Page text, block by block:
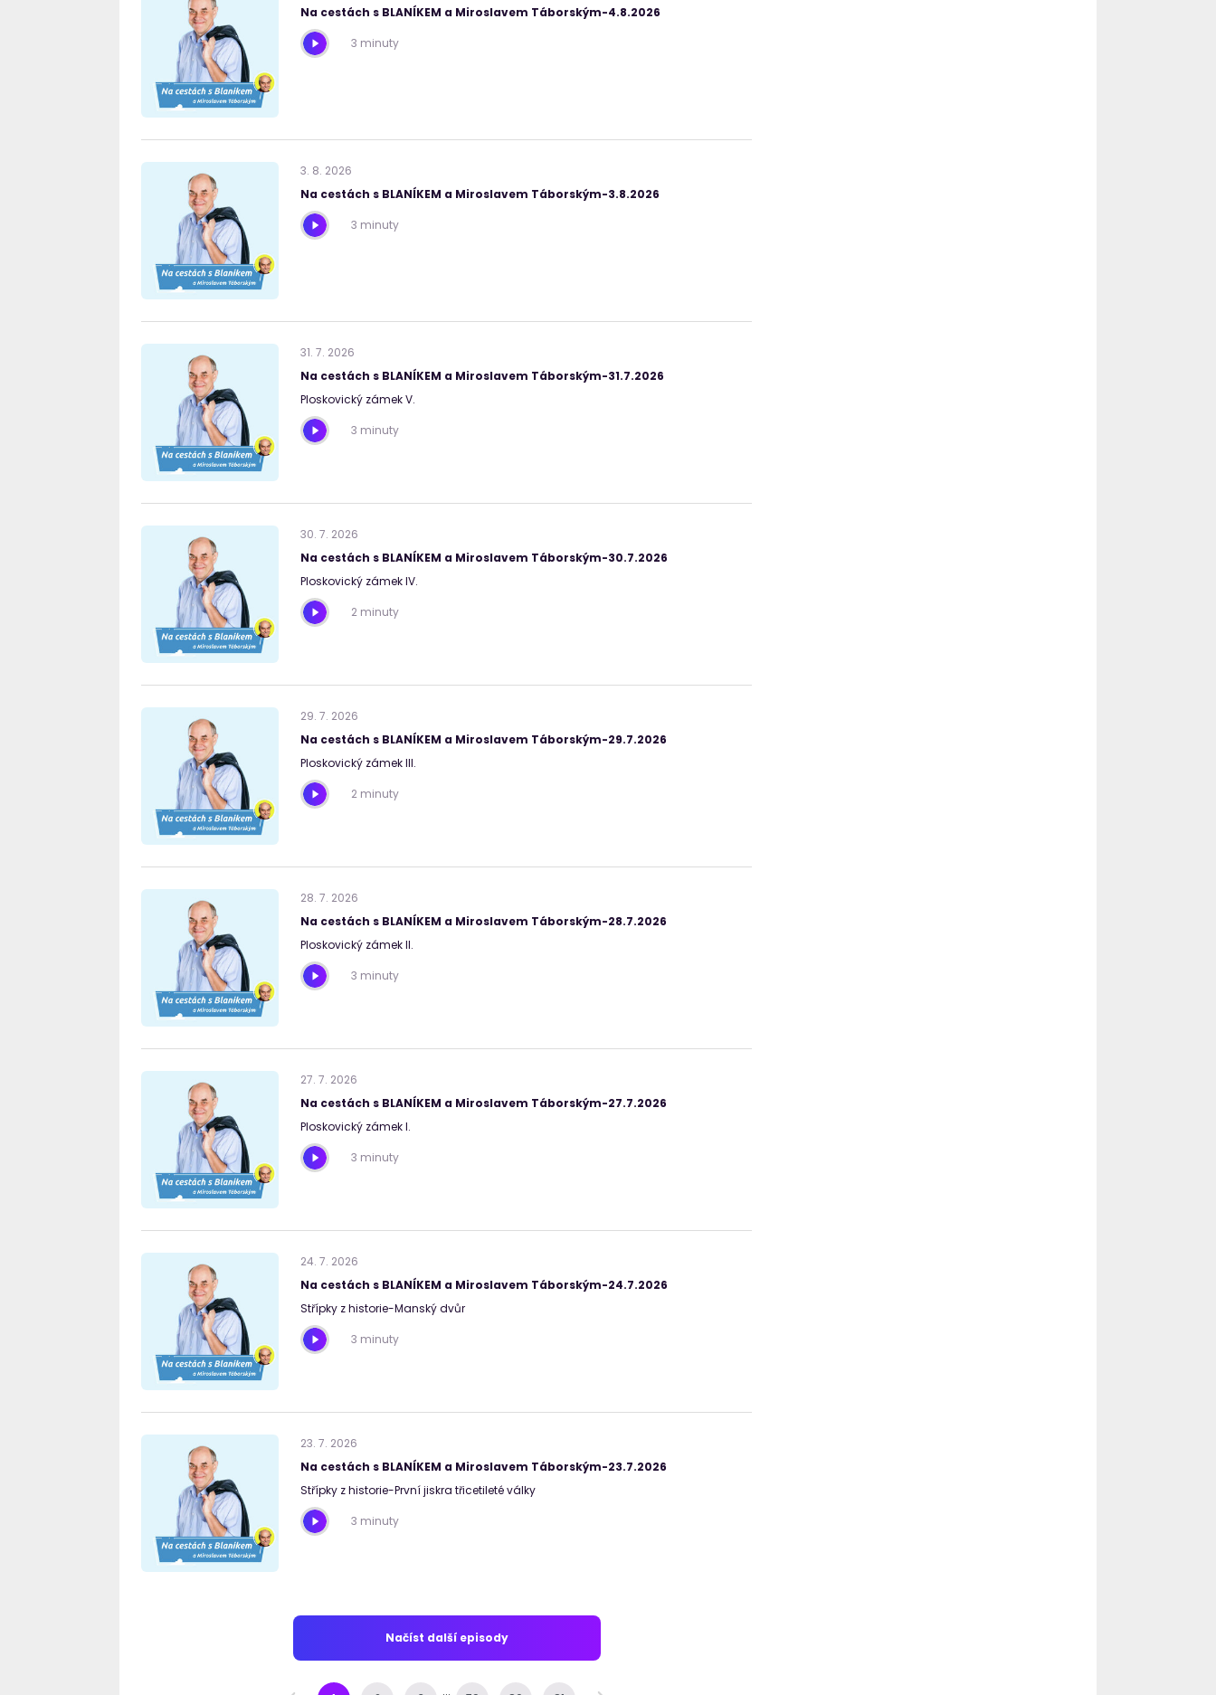
Na cestách s BLANÍKEM a Miroslavem Táborským-4.8.2026
3 minuty
3. 8. 2026
Na cestách s BLANÍKEM a Miroslavem Táborským-3.8.2026
3 minuty
31. 7. 2026
Na cestách s BLANÍKEM a Miroslavem Táborským-31.7.2026
Ploskovický zámek V.
3 minuty
30. 7. 2026
Na cestách s BLANÍKEM a Miroslavem Táborským-30.7.2026
Ploskovický zámek IV.
2 minuty
29. 7. 2026
Na cestách s BLANÍKEM a Miroslavem Táborským-29.7.2026
Ploskovický zámek III.
2 minuty
28. 7. 2026
Na cestách s BLANÍKEM a Miroslavem Táborským-28.7.2026
Ploskovický zámek II.
3 minuty
27. 7. 2026
Na cestách s BLANÍKEM a Miroslavem Táborským-27.7.2026
Ploskovický zámek I.
3 minuty
24. 7. 2026
Na cestách s BLANÍKEM a Miroslavem Táborským-24.7.2026
Střípky z historie-Manský dvůr
3 minuty
23. 7. 2026
Na cestách s BLANÍKEM a Miroslavem Táborským-23.7.2026
Střípky z historie-První jiskra třicetileté války
3 minuty
Načíst další episody
...